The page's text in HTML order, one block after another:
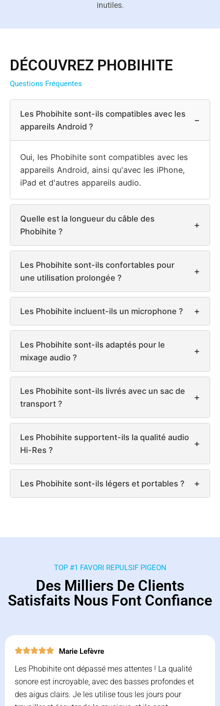
inutiles.
DÉCOUVREZ PHOBIHITE
Questions Fréquentes
Les Phobihite sont-ils compatibles avec les
appareils Android ?
−
Oui, les Phobihite sont compatibles avec les
appareils Android, ainsi qu'avec les iPhone,
iPad et d'autres appareils audio.
Quelle est la longueur du câble des
Phobihite ?
+
Les Phobihite sont-ils confortables pour
une utilisation prolongée ?
+
Les Phobihite incluent-ils un microphone ? +
Les Phobihite sont-ils adaptés pour le
mixage audio ?
+
Les Phobihite sont-ils livrés avec un sac de
transport ?
+
Les Phobihite supportent-ils la qualité audio
Hi-Res ?
+
Les Phobihite sont-ils légers et portables ? +
TOP #1 FAVORI REPULSIF PIGEON
Des Milliers De Clients
Satisfaits Nous Font Confiance
Marie Lefèvre
Les Phobihite ont dépassé mes attentes ! La qualité
sonore est incroyable, avec des basses profondes et
des aigus clairs. Je les utilise tous les jours pour